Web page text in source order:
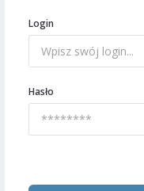
Login
Hasło